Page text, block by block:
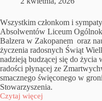
Wszystkim członkom i
Absolwentów Liceum
Balzera w Zakopanem oraz
życzenia radosnych Świąt
nadzieją budzącej się do życia
radości płynącej ze
smacznego święconego w
Stowarzyszenia.
Czytaj więcej